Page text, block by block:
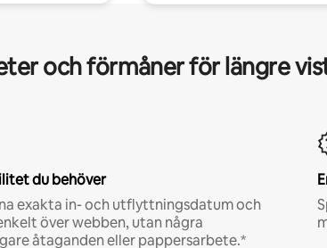
och förmåner för längre
du behöver
exakta in- och utflyttningsdatum och
över webben, utan några
åtaganden eller pappersarbete.*